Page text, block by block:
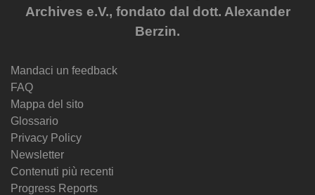
Archives e.V., fondato dal dott. Alexander
Berzin.
Mandaci un feedback
FAQ
Mappa del sito
Glossario
Privacy Policy
Newsletter
Contenuti più recenti
Progress Reports